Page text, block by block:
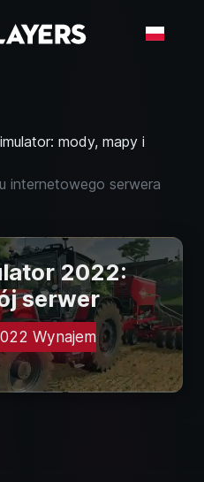
mody, mapy i
internetowego serwera
2022:
serwer
Wynajem